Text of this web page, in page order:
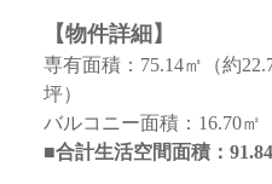
【物件詳細】
専有面積：75.14㎡（約
坪
バルコニー面積：16.70㎡
■合計生活空間面積：